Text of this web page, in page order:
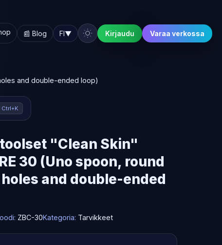
📰 Blog FI▼ Kirjaudu Varaa verkossa
and double-ended loop)
Ctrl+K
"Clean Skin"
30 (Uno spoon, round
and double-ended
ZBC-30Kategoria: Tarvikkeet